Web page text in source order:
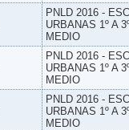
PNLD 2016 -
URBANAS 1º A
MEDIO
PNLD 2016 -
URBANAS 1º A
MEDIO
PNLD 2016 -
URBANAS 1º A
MEDIO